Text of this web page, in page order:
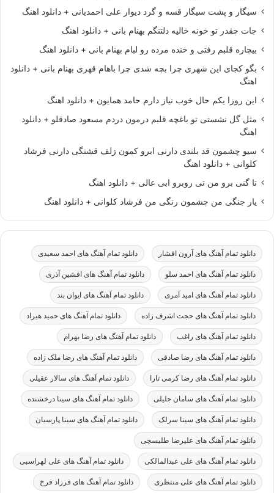
سیگار و پشت سیگار قسه و گرد دیوار علی احمدیانی + دانلود اهنگ
جات چقدر تو خونه خالیه دلتنگم بهنام بانی + دانلود اهنگ
بیچاره قلبم رفتی و خنده مرده رو لبام بهنام بانی + دانلود اهنگ
بگو کجای این شهری چرا بچه شدی چرا باهام قهری بهنام بانی + دانلود
اهنگ
این روزا یکم حال خوب نیاز دارم حامد همایون + دانلود اهنگ
مثل گل نشستی تو باغچه قلبم درمون دردم مسعود صادقلو + دانلود
اهنگ
سیو چشمون قد بلندی دارنی ابرو کمون زلف قشنگی دارنی فرشاد
کلوانی + دانلود اهنگ
تا گنی برو من تی روبرو ابی عالی + دانلود اهنگ
یار جنگی من چشمون رنگی من فرشاد کلوانی + دانلود اهنگ
دانلود تمام آهنگ های آرون افشار دانلود تمام آهنگ های احمد سعیدی
دانلود تمام آهنگ های احمد سلو دانلود تمام آهنگ های افشین آذری
دانلود تمام آهنگ های امید آمری دانلود تمام آهنگ های ایوان بند
دانلود تمام آهنگ های حجت اشرف زاده دانلود تمام آهنگ های حمید هیراد
دانلود تمام آهنگ های راغب دانلود تمام آهنگ های رضا بهرام
دانلود تمام آهنگ های رضا صادقی دانلود تمام آهنگ های رضا ملک زاده
دانلود تمام آهنگ های رضا کرمی تارا دانلود تمام آهنگ های سالار عقیلی
دانلود تمام آهنگ های سامان جلیلی دانلود تمام آهنگ های سینا درخشنده
دانلود تمام آهنگ های سینا سرلک دانلود تمام آهنگ های سینا پارسیان
دانلود تمام آهنگ های علیرضا طلیسچی
دانلود تمام آهنگ های علی عبدالمالکی دانلود تمام آهنگ های علی لهراسبی
دانلود تمام آهنگ های علی منتظری دانلود تمام آهنگ های فرزاد فرخ